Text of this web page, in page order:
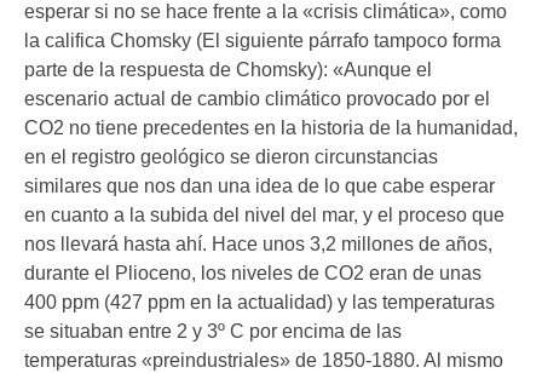
esperar si no se hace frente a la «crisis climática», como
la califica Chomsky (El siguiente párrafo tampoco forma
parte de la respuesta de Chomsky): «Aunque el
escenario actual de cambio climático provocado por el
CO2 no tiene precedentes en la historia de la humanidad,
en el registro geológico se dieron circunstancias
similares que nos dan una idea de lo que cabe esperar
en cuanto a la subida del nivel del mar, y el proceso que
nos llevará hasta ahí. Hace unos 3,2 millones de años,
durante el Plioceno, los niveles de CO2 eran de unas
400 ppm (427 ppm en la actualidad) y las temperaturas
se situaban entre 2 y 3º C por encima de las
temperaturas «preindustriales» de 1850-1880. Al mismo